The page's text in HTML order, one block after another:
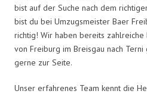
bist auf der Suche nach dem
bist du bei Umzugsmeister Baer
richtig! Wir haben bereits zahlreiche
von Freiburg im Breisgau nach
gerne zur Seite.
Unser erfahrenes Team kennt die